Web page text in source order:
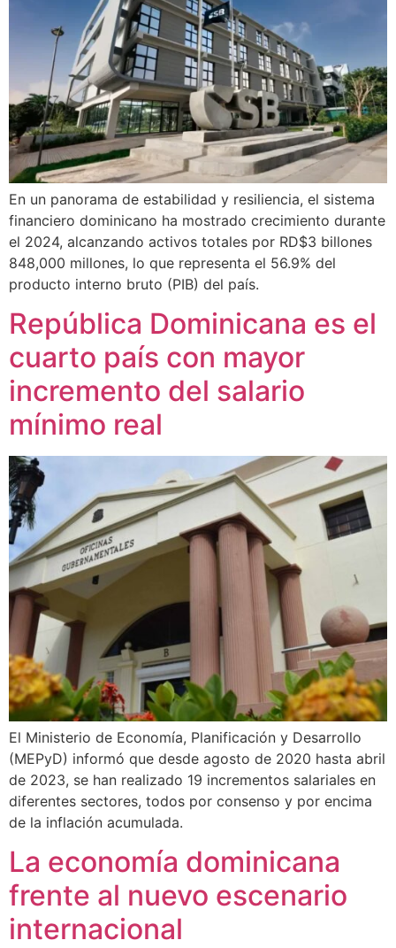
En un panorama de estabilidad y resiliencia, el sistema
financiero dominicano ha mostrado crecimiento durante
el 2024, alcanzando activos totales por RD$3 billones
848,000 millones, lo que representa el 56.9% del
producto interno bruto (PIB) del país.
República Dominicana es el
cuarto país con mayor
incremento del salario
mínimo real
El Ministerio de Economía, Planificación y Desarrollo
(MEPyD) informó que desde agosto de 2020 hasta abril
de 2023, se han realizado 19 incrementos salariales en
diferentes sectores, todos por consenso y por encima
de la inflación acumulada.
La economía dominicana
frente al nuevo escenario
internacional